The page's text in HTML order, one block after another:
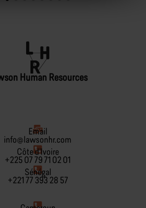
Human Resources
Email
info@lawsonhr.com
Côte d’Ivoire
+225 07 79 71 02 01
Sénégal
+221 77 393 28 57